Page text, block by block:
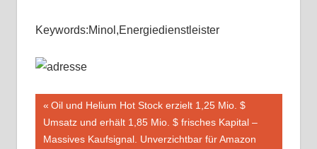
Keywords:Minol,Energiedienstleister
Beitragsnavigation
Vorheriger
Beitrag:
Oil und Helium Hot Stock erzielt 1,25 Mio. $
Umsatz und erhält 1,85 Mio. $ frisches Kapital –
Massives Kaufsignal. Unverzichtbar für Amazon